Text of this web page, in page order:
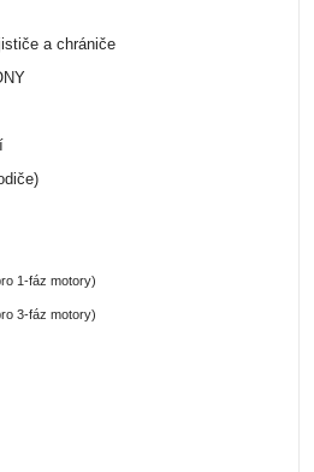
a chrániče
1-fáz motory)
3-fáz motory)